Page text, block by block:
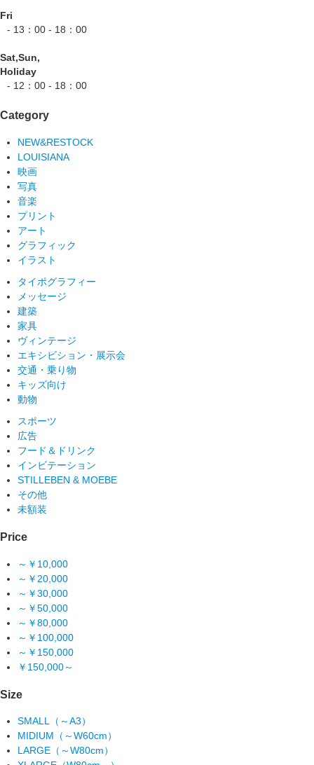
Fri
- 13：00 - 18：00
Sat,Sun,
Holiday
- 12：00 - 18：00
Category
NEW&RESTOCK
LOUISIANA
映画
写真
音楽
プリント
アート
グラフィック
イラスト
タイポグラフィー
メッセージ
建築
家具
ヴィンテージ
エキシビション・展示会
交通・乗り物
キッズ向け
動物
スポーツ
広告
フード＆ドリンク
インビテーション
STILLEBEN & MOEBE
その他
未額装
Price
～￥10,000
～￥20,000
～￥30,000
～￥50,000
～￥80,000
～￥100,000
～￥150,000
￥150,000～
Size
SMALL（～A3）
MIDIUM（～W60cm）
LARGE（～W80cm）